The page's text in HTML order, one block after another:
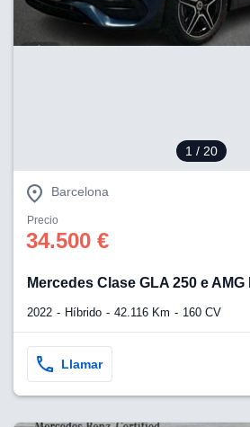
1 / 20
Barcelona
Precio
34.500 €
Mercedes Clase GLA 250 e AMG
2022 Híbrido 42.116 Km 160 CV
Llamar